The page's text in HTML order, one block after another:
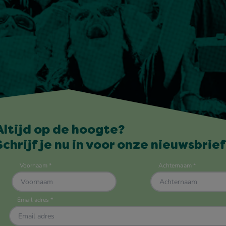
op de hoogte?
je nu in voor onze